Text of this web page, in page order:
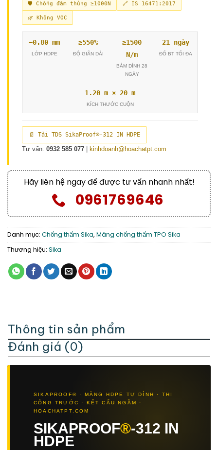
🛡️ Chống đâm thủng ≥1000N 🔗 IS 16471:2017
🌿 Không VOC
~0.80 mm
LỚP HDPE
≥550%
ĐỘ GIÃN DÀI
≥1500
N/m
BÁM DÍNH 28
NGÀY
21 ngày
ĐỔ BT TỐI ĐA
1.20 m × 20 m
KÍCH THƯỚC CUỘN
📄 Tải TDS SikaProof®-312 IN HDPE
Tư vấn: 0932 585 077 kinhdoanh@hoachatpt.com
Hãy liên hệ ngay để được tư vấn nhanh nhất!
0961769646
Danh mục: Chống thấm Sika, Màng chống thấm TPO Sika
Thương hiệu: Sika
Thông tin sản phẩm
Đánh giá (0)
SIKAPROOF® · MÀNG HDPE TỰ DÍNH · THI
CÔNG TRƯỚC · KẾT CẤU NGẦM ·
HOACHATPT.COM
SIKAPROOF®-312 IN
HDPE